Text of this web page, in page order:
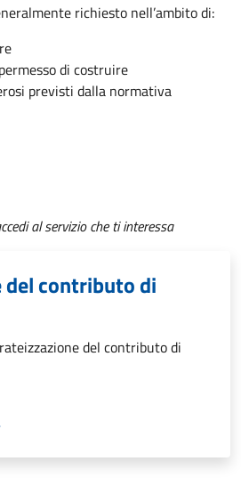
richiesto nell’ambito di:
di costruire
previsti dalla normativa
al servizio che ti interessa
del contributo di
del contributo di